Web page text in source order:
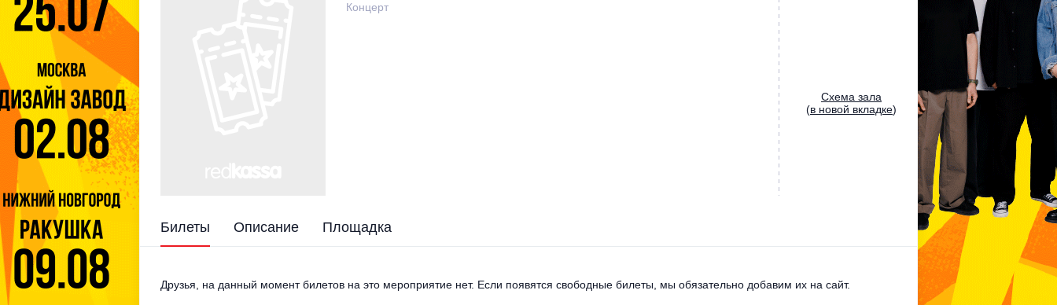
Концерт
Cхема зала
(в новой вкладке)
Билеты Описание Площадка
Друзья, на данный момент билетов на это мероприятие нет. Если появятся свободные билеты, мы обязательно добавим их на сайт.